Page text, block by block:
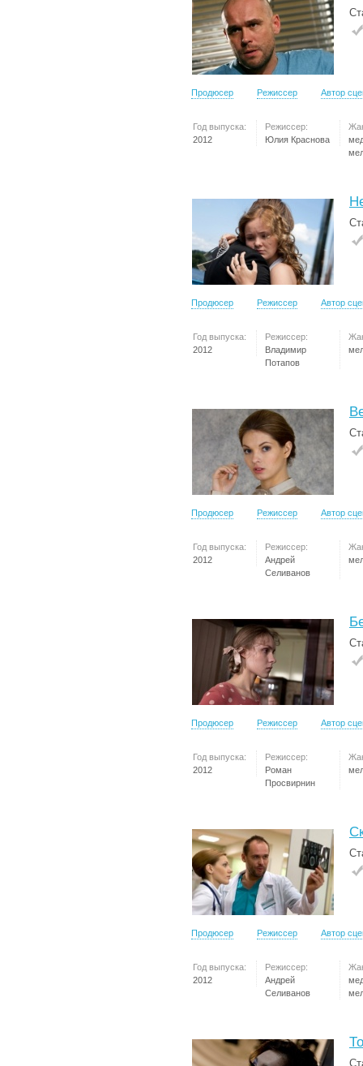
Продюсер Режиссер Автор
Год выпуска:
2012
Режиссер:
Юлия Краснова
Продюсер Режиссер Автор
Год выпуска:
2012
Режиссер:
Владимир
Потапов
Продюсер Режиссер Автор
Год выпуска:
2012
Режиссер:
Андрей
Селиванов
Продюсер Режиссер Автор
Год выпуска:
2012
Режиссер:
Роман
Просвирнин
Продюсер Режиссер Автор
Год выпуска:
2012
Режиссер:
Андрей
Селиванов